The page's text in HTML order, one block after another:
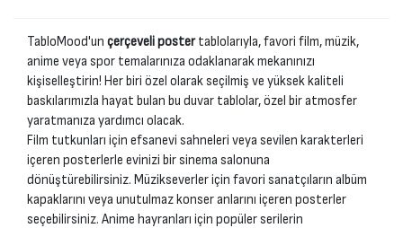
TabloMood'un çerçeveli postertablolarıyla, favori film, müzik,
anime veya spor temalarınıza odaklanarak mekanınızı
kişiselleştirin! Her biri özel olarak seçilmiş ve yüksek kaliteli
baskılarımızla hayat bulan bu duvar tablolar, özel bir atmosfer
yaratmanıza yardımcı olacak.
Film tutkunları için efsanevi sahneleri veya sevilen karakterleri
içeren posterlerle evinizi bir sinema salonuna
dönüştürebilirsiniz. Müzikseverler için favori sanatçıların albüm
kapaklarını veya unutulmaz konser anlarını içeren posterler
seçebilirsiniz. Anime hayranları için popüler serilerin